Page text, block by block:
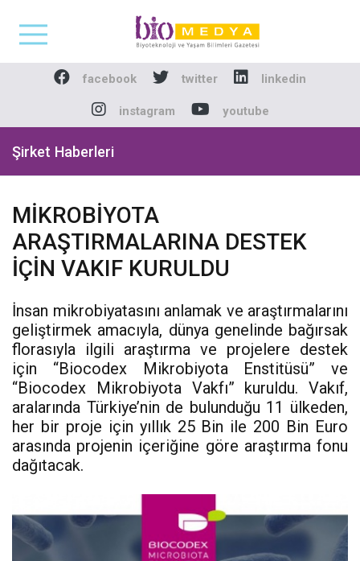
Biomedya -
facebook twitter linkedin
instagram youtube
Şirket Haberleri
MİKROBİYOTA
ARAŞTIRMALARINA DESTEK
İÇİN VAKIF KURULDU
İnsan mikrobiyatasını anlamak ve araştırmalarını
geliştirmek amacıyla, dünya genelinde bağırsak
florasıyla ilgili araştırma ve projelere destek
için “Biocodex Mikrobiyota Enstitüsü” ve
“Biocodex Mikrobiyota Vakfı” kuruldu. Vakıf,
aralarında Türkiye’nin de bulunduğu 11 ülkeden,
her bir proje için yıllık 25 Bin ile 200 Bin Euro
arasında projenin içeriğine göre araştırma fonu
dağıtacak.